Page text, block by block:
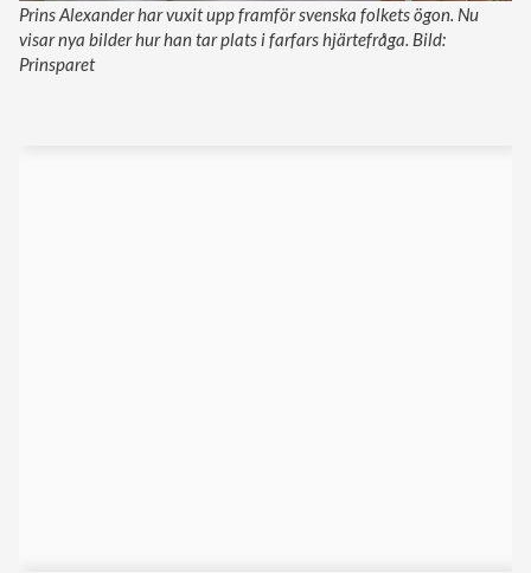
Prins Alexander har vuxit upp framför svenska folkets ögon. Nu
visar nya bilder hur han tar plats i farfars hjärtefråga. Bild:
Prinsparet